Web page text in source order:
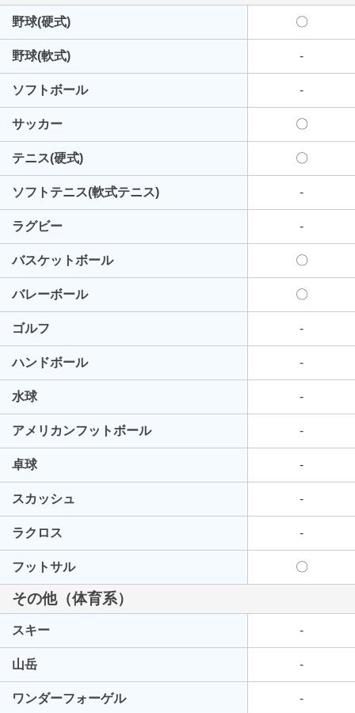
野球(硬式) 〇
野球(軟式) -
ソフトボール -
サッカー 〇
テニス(硬式) 〇
ソフトテニス(軟式テニス) -
ラグビー -
バスケットボール 〇
バレーボール 〇
ゴルフ -
ハンドボール -
水球 -
アメリカンフットボール -
卓球 -
スカッシュ -
ラクロス -
フットサル 〇
その他（体育系）
スキー -
山岳 -
ワンダーフォーゲル -